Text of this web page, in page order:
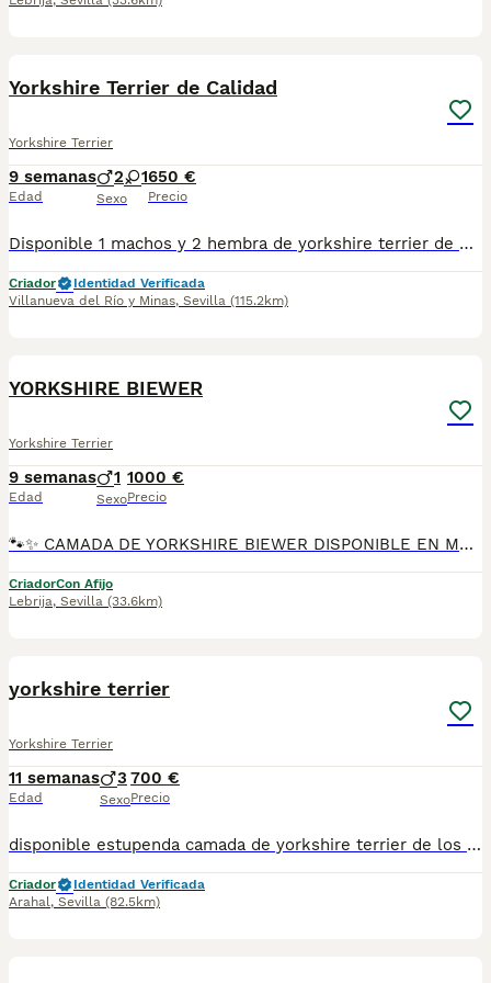
Yorkshire Terrier de Calidad
Yorkshire Terrier
9 semanas
Edad
2 1
Sexo
650 €
Precio
Disponible 1 machos y 2 hembra de yorkshire terrier de excelente linea, muy buena calidad, están listos para la entrega, hay disponibilidad de envío, se entregan con su vacuna y cartilla, más información al privado!!
Criador
Identidad Verificada
Villanueva del Río y Minas, Sevilla (115.2km)
YORKSHIRE BIEWER
Yorkshire Terrier
9 semanas
Edad
1
Sexo
1000 €
Precio
🐾✨ CAMADA DE YORKSHIRE BIEWER DISPONIBLE EN MASCOTAS DEL SUR ✨🐾 En Mascotas del Sur tenemos disponible una preciosa camada de Yorkshire Biewer, cachorritos criados con cariño, atención diaria y en ambiente familiar desde sus primeros días. Contamos con Núcleo Zoológico autorizado, licencia de apertura y código de explotación, trabajando con compromiso, transparencia y cuidado en cada entrega. 📍 Ubicados en Sevilla 📞 611723226 📸 Instagram: @mimascotasdelsur057 Para ver más fotos y vídeos reales de nuestros cachorros. Nuestros Yorkshire Biewer se entregan: ✅ Revisados por veterinario ✅ Con chip ✅ Pasaporte y cartilla sanitaria ✅ Vacunados y desparasitados ✅ Contrato con garantías víricas y congénitas 🚚 Realizamos envíos a toda España. (El precio del envío no está incluido en el precio del cachorro). También ofrecemos: 🏡 Recogida directa en nuestras instalaciones 📱 Videollamada para conocer al cachorro antes de la reserva 🔒 Posibilidad de reserva y pago contrareembolso 💶 El precio indicado en el anuncio es real. 🐶 Cachorros criados con mucho cariño, con una correcta socialización para que lleguen a sus nuevas familias felices y adaptados. Solo atendemos a personas realmente interesadas en ofrecer un buen hogar y todos los cuidados que necesitan. #YorkshireBiewer #BiewerYorkshire #YorkshireBiewerEspaña #CachorrosBiewer #YorkshireEspaña #MascotasDelSur #CachorrosSevilla #PerrosDeCompañia #CachorrosConAmor #CriaderoAutorizado #NucleoZoologico #PerrosFelices #AmorAnimal #CachorrosEspaña
CriadorCon Afijo
Lebrija, Sevilla (33.6km)
yorkshire terrier
Yorkshire Terrier
11 semanas
Edad
3
Sexo
700 €
Precio
disponible estupenda camada de yorkshire terrier de los mas pequeños en esta raza de los mas toys que podeis encontrar estan vacunados desprasitado y con la cartilla del veterinario hacemos envio a toda españa con posibilidad de contrarembolso llamanos y te informamos cachorros criado en ambiente familiar todos nuestros cachorros van con contrato
Criador
Identidad Verificada
Arahal, Sevilla (82.5km)